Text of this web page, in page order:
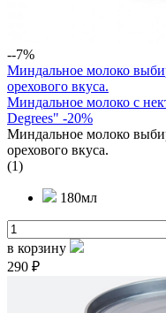
--7%
Миндальное молоко
орехового вкуса.
Миндальное молоко с
Degrees" -20%
Миндальное молоко
орехового вкуса.
(1)
180мл
в корзину
290 ₽